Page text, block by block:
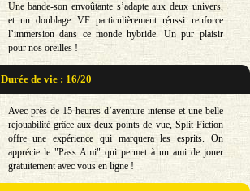
Une bande-son envoûtante s’adapte aux deux univers,
et un doublage VF particulièrement réussi renforce
l’immersion dans ce monde hybride. Un pur plaisir
pour nos oreilles !
Durée de vie : 16/20
Avec près de 15 heures d’aventure intense et une belle
rejouabilité grâce aux deux points de vue, Split Fiction
offre une expérience qui marquera les esprits. On
apprécie le "Pass Ami" qui permet à un ami de jouer
gratuitement avec vous en ligne !